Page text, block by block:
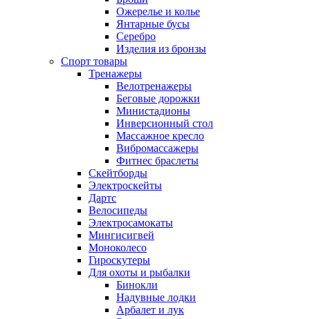
Ожерелье и колье
Янтарные бусы
Серебро
Изделия из бронзы
Спорт товары
Тренажеры
Велотренажеры
Беговые дорожки
Министадионы
Инверсионный стол
Массажное кресло
Вибромассажеры
Фитнес браслеты
Скейтборды
Электроскейты
Дартс
Велосипеды
Электросамокаты
Мингисигвей
Моноколесо
Гироскутеры
Для охоты и рыбалки
Бинокли
Надувные лодки
Арбалет и лук